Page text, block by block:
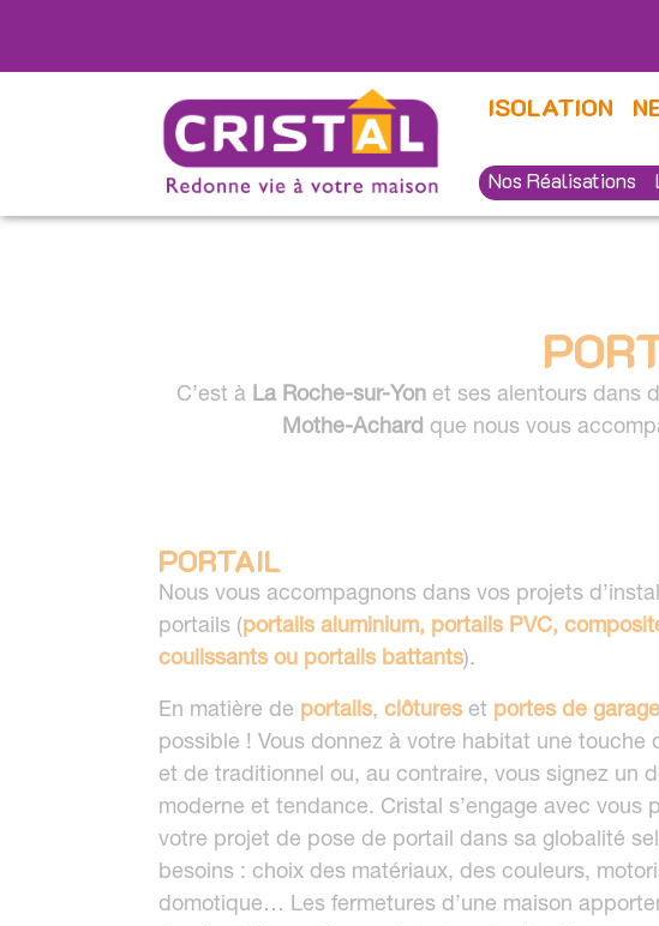
ISOLATION
Nos Réalisations
C’est à La Roche-sur-Yon et ses alentours dans
Mothe-Achard que nous vous
PORTAIL
Nous vous accompagnons dans vos projets
portails (portails aluminium, portails PVC,
coulissants ou portails battants).
En matière de portails, clôtures et portes de garage
possible ! Vous donnez à votre habitat une touche
et de traditionnel ou, au contraire, vous signez un
moderne et tendance. Cristal s’engage avec vous
votre projet de pose de portail dans sa globalité
besoins : choix des matériaux, des couleurs,
domotique… Les fermetures d’une maison